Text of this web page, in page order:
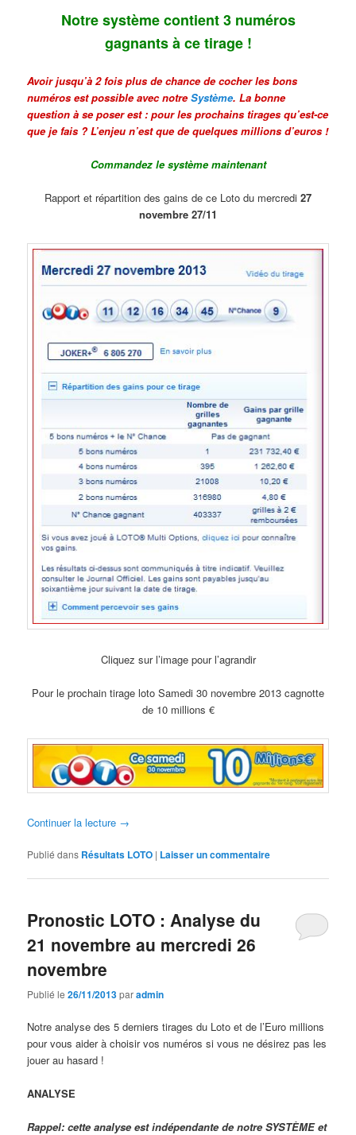
Notre système contient 3 numéros
gagnants à ce tirage !
Avoir jusqu’à 2 fois plus de chance de cocher les bons
numéros est possible avec notreSystème. La bonne
question à se poser est : pour les prochains tirages qu’est-ce
que je fais ? L’enjeu n’est que de quelques millions d’euros !
Commandez le système maintenant
Rapport et répartition des gains de ce Loto du mercredi 27
novembre 27/11
Cliquez sur l’image pour l’agrandir
Pour le prochain tirage loto Samedi 30 novembre 2013 cagnotte
de 10 millions €
Continuer la lecture →
Publié dans Résultats LOTO | Laisser un commentaire
Pronostic LOTO : Analyse du
21 novembre au mercredi 26
novembre
Publié le26/11/2013paradmin
Notre analyse des 5 derniers tirages du Loto et de l’Euro millions
pour vous aider à choisir vos numéros si vous ne désirez pas les
jouer au hasard !
ANALYSE
Rappel: cette analyse est indépendante de notre SYSTÈME et